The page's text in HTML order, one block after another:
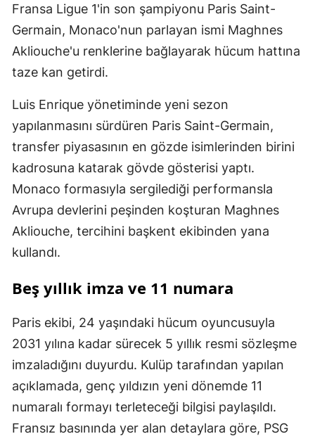
Fransa Ligue 1'in son şampiyonu Paris Saint-
Germain, Monaco'nun parlayan ismi Maghnes
Akliouche'u renklerine bağlayarak hücum hattına
taze kan getirdi.
Luis Enrique yönetiminde yeni sezon
yapılanmasını sürdüren Paris Saint-Germain,
transfer piyasasının en gözde isimlerinden birini
kadrosuna katarak gövde gösterisi yaptı.
Monaco formasıyla sergilediği performansla
Avrupa devlerini peşinden koşturan Maghnes
Akliouche, tercihini başkent ekibinden yana
kullandı.
Beş yıllık imza ve 11 numara
Paris ekibi, 24 yaşındaki hücum oyuncusuyla
2031 yılına kadar sürecek 5 yıllık resmi sözleşme
imzaladığını duyurdu. Kulüp tarafından yapılan
açıklamada, genç yıldızın yeni dönemde 11
numaralı formayı terleteceği bilgisi paylaşıldı.
Fransız basınında yer alan detaylara göre, PSG